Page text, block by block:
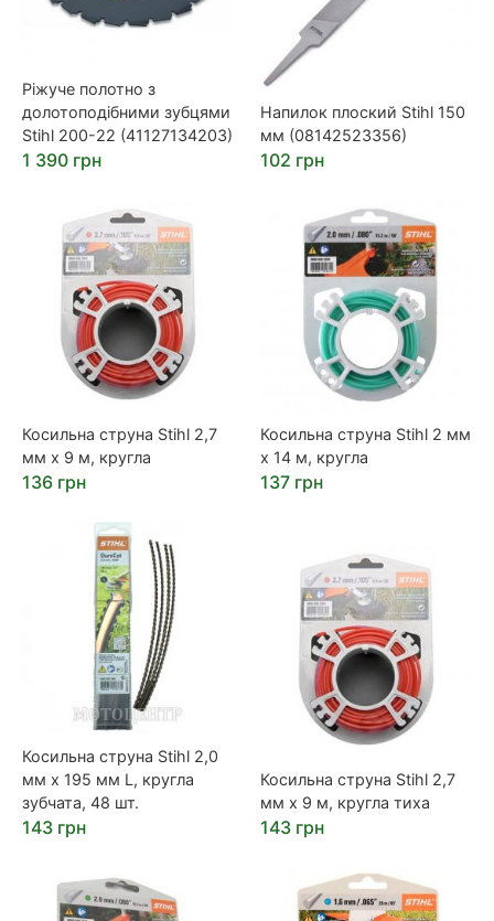
Ріжуче полотно з
долотоподібними зубцями
Stihl 200-22 (41127134203)
1 390 грн
Напилок плоский Stihl 150
мм (08142523356)
102 грн
Косильна струна Stihl 2,7
мм х 9 м, кругла
136 грн
Косильна струна Stihl 2 мм
х 14 м, кругла
137 грн
Косильна струна Stihl 2,0
мм х 195 мм L, кругла
зубчата, 48 шт.
143 грн
Косильна струна Stihl 2,7
мм х 9 м, кругла тиха
143 грн